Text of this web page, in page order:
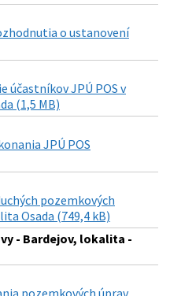
o ustanovení
účastníkov JPÚ POS v
(1,5 MB)
JPÚ POS
pozemkových
Osada (749,4 kB)
- Bardejov, lokalita -
pozemkových úprav